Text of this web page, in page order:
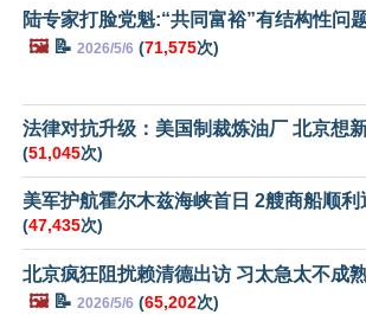
陆专家打脸党魁:“共同富裕”有结构性问
🖼️📝 2026/5/6 (71,575次)
法律对抗升级：美国制裁炼油厂 北京想
(51,045次)
美军护航霍尔木兹海峡首日 2艘商船顺利
(47,435次)
北京疯狂阻扰赖清德出访 习太急太不成
🖼️📝 2026/5/6 (65,202次)